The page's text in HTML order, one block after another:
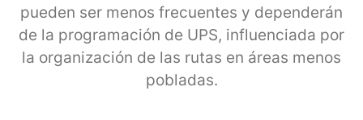
pueden ser menos frecuentes y dependerán
de la programación de UPS, influenciada por
la organización de las rutas en áreas menos
pobladas.